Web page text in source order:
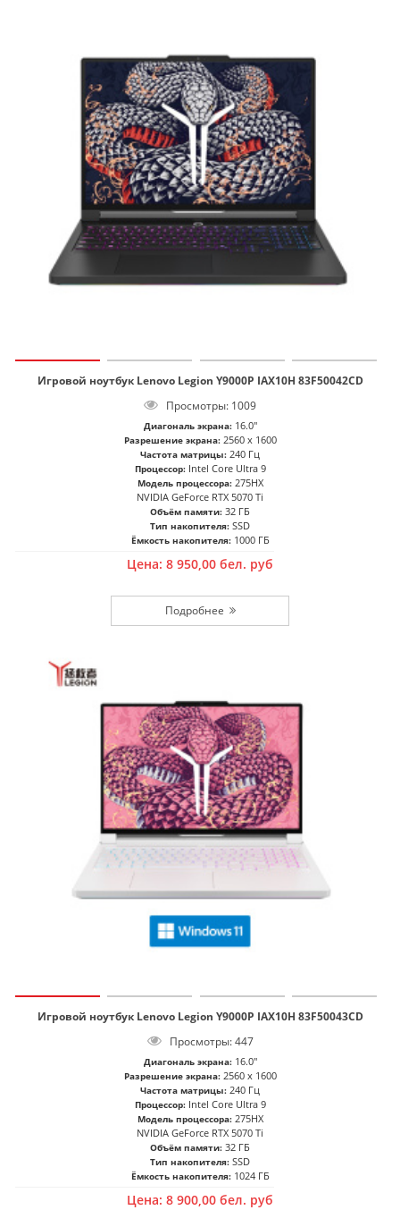
Игровой ноутбук Lenovo Legion Y9000P IAX10H 83F50042CD
Просмотры: 1009
Диагональ экрана: 16.0"
Разрешение экрана: 2560 x 1600
Частота матрицы: 240 Гц
Процессор: Intel Core Ultra 9
Модель процессора: 275HX
NVIDIA GeForce RTX 5070 Ti
Объём памяти: 32 ГБ
Тип накопителя: SSD
Ёмкость накопителя: 1000 ГБ
Цена: 8 950,00 бел. руб
Игровой ноутбук Lenovo Legion Y9000P IAX10H 83F50043CD
Просмотры: 447
Диагональ экрана: 16.0"
Разрешение экрана: 2560 x 1600
Частота матрицы: 240 Гц
Процессор: Intel Core Ultra 9
Модель процессора: 275HX
NVIDIA GeForce RTX 5070 Ti
Объём памяти: 32 ГБ
Тип накопителя: SSD
Ёмкость накопителя: 1024 ГБ
Цена: 8 900,00 бел. руб